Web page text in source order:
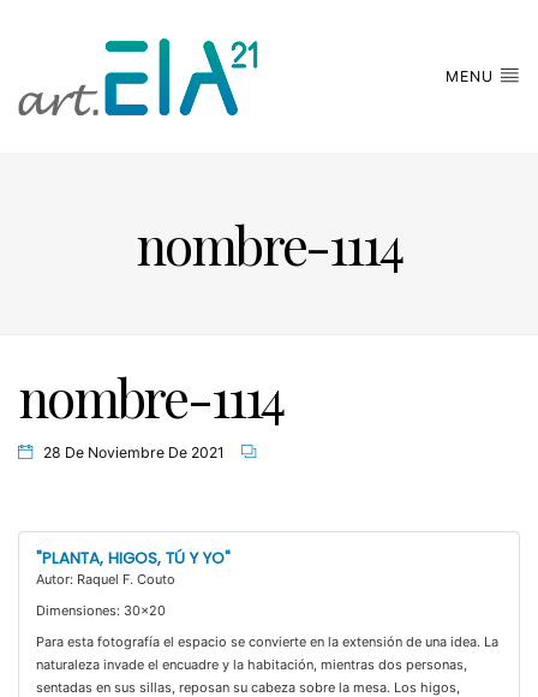
MENU
nombre-1114
nombre-1114
28 De Noviembre De 2021
"PLANTA, HIGOS, TÚ Y YO"
Autor: Raquel F. Couto
Dimensiones: 30x20
Para esta fotografía el espacio se convierte en la extensión de una idea. La
naturaleza invade el encuadre y la habitación, mientras dos personas,
sentadas en sus sillas, reposan su cabeza sobre la mesa. Los higos,